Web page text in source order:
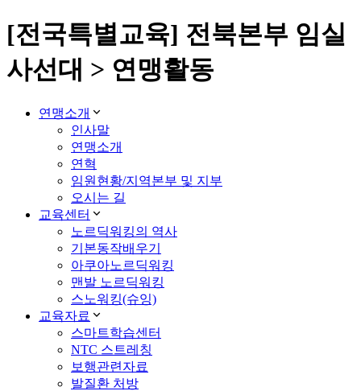
[전국특별교육] 전북본부 임실
사선대 > 연맹활동
연맹소개
인사말
연맹소개
연혁
임원현황/지역본부 및 지부
오시는 길
교육센터
노르딕워킹의 역사
기본동작배우기
아쿠아노르딕워킹
맨발 노르딕워킹
스노워킹(슈잉)
교육자료
스마트학습센터
NTC 스트레칭
보행관련자료
발질환 처방